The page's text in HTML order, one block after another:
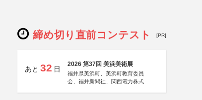
締め切り直前コンテスト [PR]
あと 32 日
2026 第37回 美浜美術展
福井県美浜町、美浜町教育委員
会、福井新聞社、関西電力株式会